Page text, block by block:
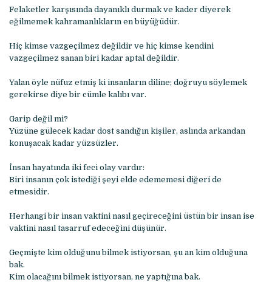
Felaketler karşısında dayanıklı durmak ve kader diyerek
eğilmemek kahramanlıkların en büyüğüdür.
Hiç kimse vazgeçilmez değildir ve hiç kimse kendini
vazgeçilmez sanan biri kadar aptal değildir.
Yalan öyle nüfuz etmiş ki insanların diline; doğruyu söylemek
gerekirse diye bir cümle kalıbı var.
Garip değil mi?
Yüzüne gülecek kadar dost sandığın kişiler, aslında arkandan
konuşacak kadar yüzsüzler.
İnsan hayatında iki feci olay vardır:
Biri insanın çok istediği şeyi elde edememesi diğeri de
etmesidir.
Herhangi bir insan vaktini nasıl geçireceğini üstün bir insan ise
vaktini nasıl tasarruf edeceğini düşünür.
Geçmişte kim olduğunu bilmek istiyorsan, şu an kim olduğuna
bak.
Kim olacağını bilmek istiyorsan, ne yaptığına bak.